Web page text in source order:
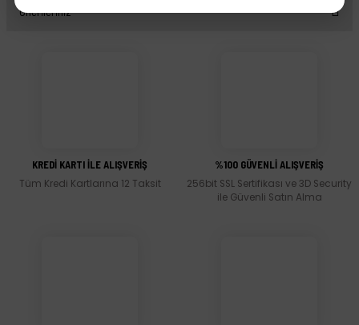
Yorum Yaz
Önerileriniz
Ürün bilgilerinde hatalar bulunuyor.
Ürün fiyatı diğer sitelerden daha pahalı.
KREDİ KARTI İLE ALIŞVERİŞ
Tüm Kredi Kartlarına 12 Taksit
%100 GÜVENLİ ALIŞVERİŞ
256bit SSL Sertifikası ve 3D Security
ile Güvenli Satın Alma